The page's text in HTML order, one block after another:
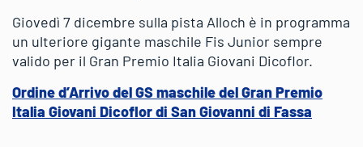
Giovedì 7 dicembre sulla pista Alloch è in programma
un ulteriore gigante maschile Fis Junior sempre
valido per il Gran Premio Italia Giovani Dicoflor.
Ordine d’Arrivo del GS maschile del Gran Premio
Italia Giovani Dicoflor di San Giovanni di Fassa